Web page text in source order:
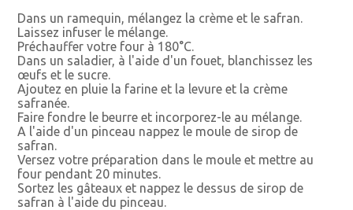
Dans un ramequin, mélangez la crème et le safran.
Laissez infuser le mélange.
Préchauffer votre four à 180°C.
Dans un saladier, à l'aide d'un fouet, blanchissez les
œufs et le sucre.
Ajoutez en pluie la farine et la levure et la crème
safranée.
Faire fondre le beurre et incorporez-le au mélange.
A l'aide d'un pinceau nappez le moule de sirop de
safran.
Versez votre préparation dans le moule et mettre au
four pendant 20 minutes.
Sortez les gâteaux et nappez le dessus de sirop de
safran à l'aide du pinceau.